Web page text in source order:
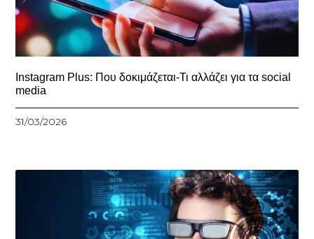
Instagram Plus: Που δοκιμάζεται-Τι αλλάζει για τα social
media
31/03/2026